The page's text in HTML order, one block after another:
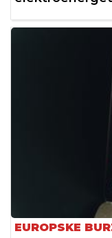
EUROPSKE